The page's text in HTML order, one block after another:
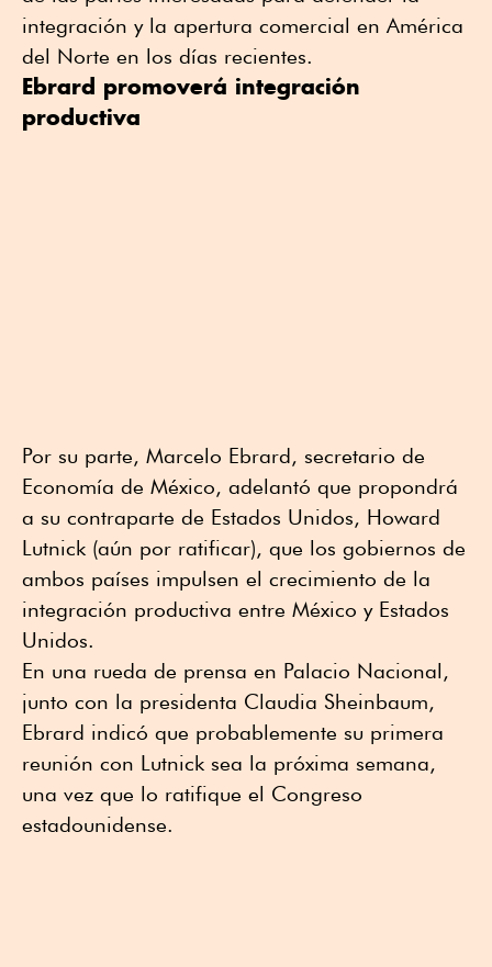
integración y la apertura comercial en América
del Norte en los días recientes.
Ebrard promoverá integración
productiva
Por su parte, Marcelo Ebrard, secretario de
Economía de México, adelantó que propondrá
a su contraparte de Estados Unidos, Howard
Lutnick (aún por ratificar), que los gobiernos de
ambos países impulsen el crecimiento de la
integración productiva entre México y Estados
Unidos.
En una rueda de prensa en Palacio Nacional,
junto con la presidenta Claudia Sheinbaum,
Ebrard indicó que probablemente su primera
reunión con Lutnick sea la próxima semana,
una vez que lo ratifique el Congreso
estadounidense.